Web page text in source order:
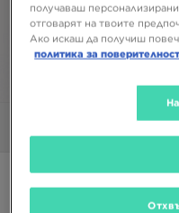
Супер оферта
получаваш
отговарят на твоите
Ако искаш да получиш
политика за